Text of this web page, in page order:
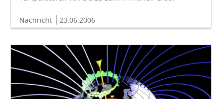
Nachricht 23.06.2006